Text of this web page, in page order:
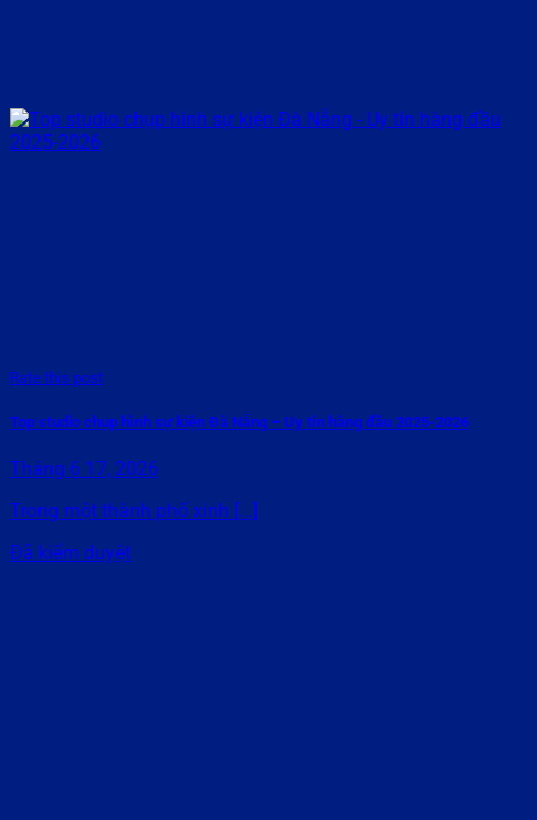
Rate this post
Top studio chụp hình sự kiện Đà Nẵng – Uy tín hàng đầu 2025-2026
Tháng 6 17, 2026
Trong một thành phố xinh [...]
Đã kiểm duyệt